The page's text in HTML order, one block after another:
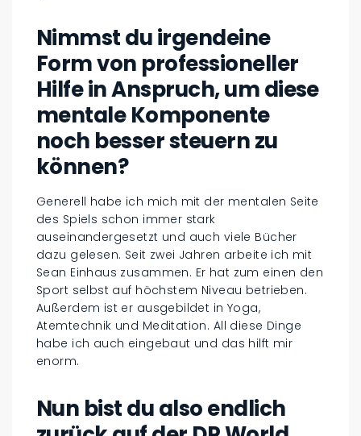
Nimmst du irgendeine
Form von professioneller
Hilfe in Anspruch, um diese
mentale Komponente
noch besser steuern zu
können?
Generell habe ich mich mit der mentalen Seite
des Spiels schon immer stark
auseinandergesetzt und auch viele Bücher
dazu gelesen. Seit zwei Jahren arbeite ich mit
Sean Einhaus zusammen. Er hat zum einen den
Sport selbst auf höchstem Niveau betrieben.
Außerdem ist er ausgebildet in Yoga,
Atemtechnik und Meditation. All diese Dinge
habe ich auch eingebaut und das hilft mir
enorm.
Nun bist du also endlich